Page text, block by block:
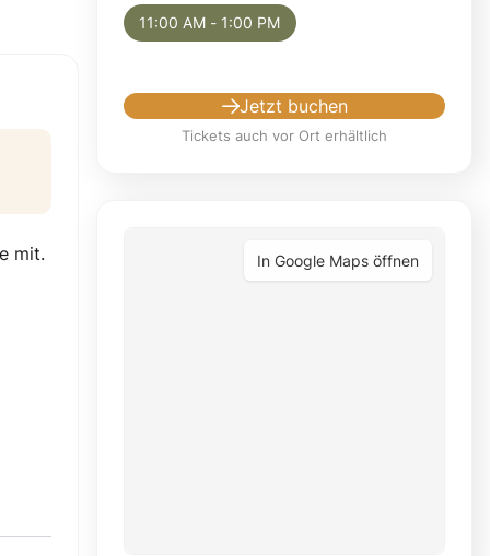
mit.
11:00 AM - 1:00 PM
Jetzt buchen
Tickets auch vor Ort erhältlich
In Google Maps öffnen